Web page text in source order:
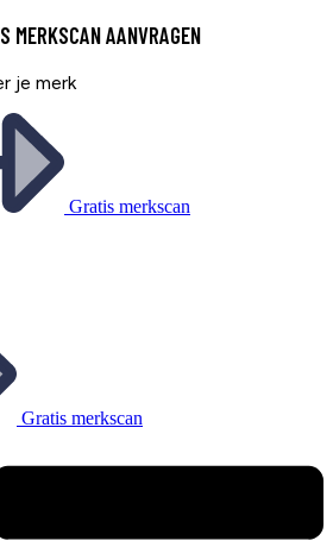
MERKSCAN AANVRAGEN
je merk
Gratis merkscan
Gratis merkscan